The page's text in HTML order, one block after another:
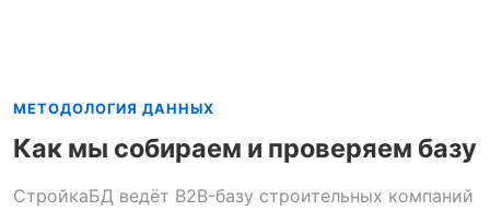
МЕТОДОЛОГИЯ ДАННЫХ
Как мы собираем и проверяем базу
СтройкаБД ведёт B2B-базу строительных компаний